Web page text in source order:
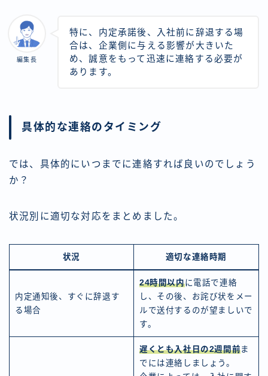
編集長
特に、内定承諾後、入社前に辞退する場
合は、企業側に与える影響が大きいた
め、誠意をもって迅速に連絡する必要が
あります。
具体的な連絡のタイミング
では、具体的にいつまでに連絡すれば良いのでしょう
か？
状況別に適切な対応をまとめました。
状況 適切な連絡時期
内定通知後、すぐに辞退す
る場合
24時間以内に電話で連絡
し、その後、お詫び状をメー
ルで送付するのが望ましいで
す。
遅くとも入社日の2週間前ま
でには連絡しましょう。